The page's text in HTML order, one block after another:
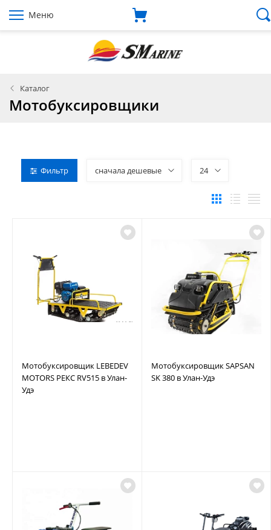
Меню
Каталог
Мотобуксировщики
Фильтр сначала дешевые 24
Мотобуксировщик LEBEDEV
MOTORS РЕКС RV515 в Улан-
Удэ
Мотобуксировщик SAPSAN
SK 380 в Улан-Удэ